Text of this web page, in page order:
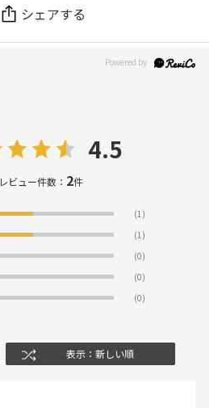
シェアする
4.5
レビュー件数： 2件
(1)
(1)
(0)
(0)
(0)
表示：新しい順